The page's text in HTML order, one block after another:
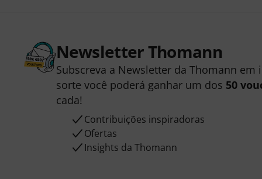
Newsletter Thomann
Subscreva a Newsletter da Thomann
sorte você poderá ganhar um dos 50
cada!
Contribuições inspiradoras
Ofertas
Insights da Thomann